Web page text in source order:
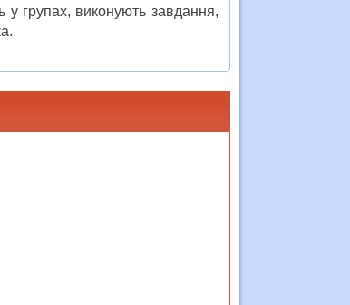
групах, виконують завдання,